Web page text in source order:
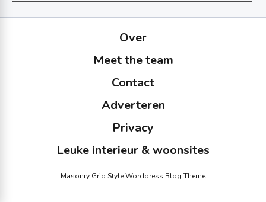
Over
Meet the team
Contact
Adverteren
Privacy
Leuke interieur & woonsites
Masonry Grid Style Wordpress Blog Theme